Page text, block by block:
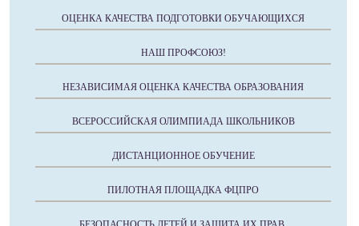
ОЦЕНКА КАЧЕСТВА ПОДГОТОВКИ ОБУЧАЮЩИХСЯ
НАШ ПРОФСОЮЗ!
НЕЗАВИСИМАЯ ОЦЕНКА КАЧЕСТВА ОБРАЗОВАНИЯ
ВСЕРОССИЙСКАЯ ОЛИМПИАДА ШКОЛЬНИКОВ
ДИСТАНЦИОННОЕ ОБУЧЕНИЕ
ПИЛОТНАЯ ПЛОЩАДКА ФЦПРО